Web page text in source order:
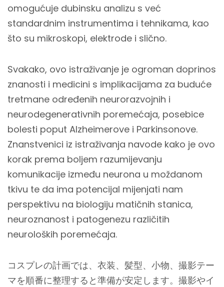
omogućuje dubinsku analizu s već
standardnim instrumentima i tehnikama, kao
što su mikroskopi, elektrode i slično.
Svakako, ovo istraživanje je ogroman doprinos
znanosti i medicini s implikacijama za buduće
tretmane određenih neurorazvojnih i
neurodegenerativnih poremećaja, posebice
bolesti poput Alzheimerove i Parkinsonove.
Znanstvenici iz istraživanja navode kako je ovo
korak prema boljem razumijevanju
komunikacije između neurona u moždanom
tkivu te da ima potencijal mijenjati nam
perspektivu na biologiju matičnih stanica,
neuroznanost i patogenezu različitih
neuroloških poremećaja.
コスプレの計画では、衣装、髪型、小物、撮影テー
マを順番に整理すると準備が安定します。撮影やイ